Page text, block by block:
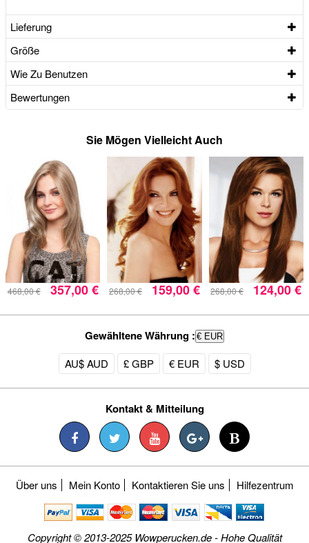
Lieferung
Größe
Wie Zu Benutzen
Bewertungen
Sie Mögen Vielleicht Auch
468,00 € 357,00 € 268,00 € 159,00 € 268,00 € 124,00 €
Gewähltene Währung : € EUR
AU$ AUD £ GBP € EUR $ USD
Kontakt & Mitteilung
Über uns Mein Konto Kontaktieren Sie uns Hilfezentrum
Copyright © 2013-2025 Wowperucken.de - Hohe Qualität